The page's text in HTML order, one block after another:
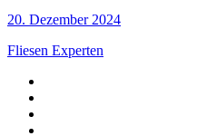
20. Dezember 2024
Fliesen Experten